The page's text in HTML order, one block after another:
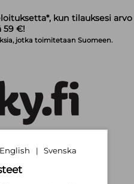
kun tilauksesi arvo
59 €!
jotka toimitetaan Suomeen.
English | Svenska